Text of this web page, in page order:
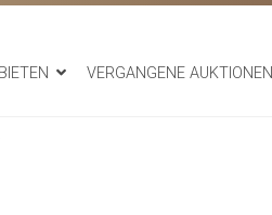
BIETEN VERGANGENE AUKTIONEN